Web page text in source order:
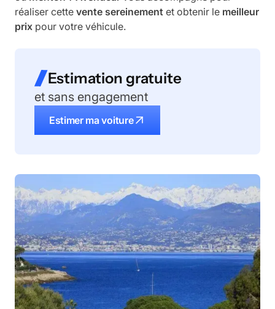
réaliser cette vente sereinement et obtenir le meilleur
prix pour votre véhicule.
Estimation gratuite
et sans engagement
Estimer ma voiture